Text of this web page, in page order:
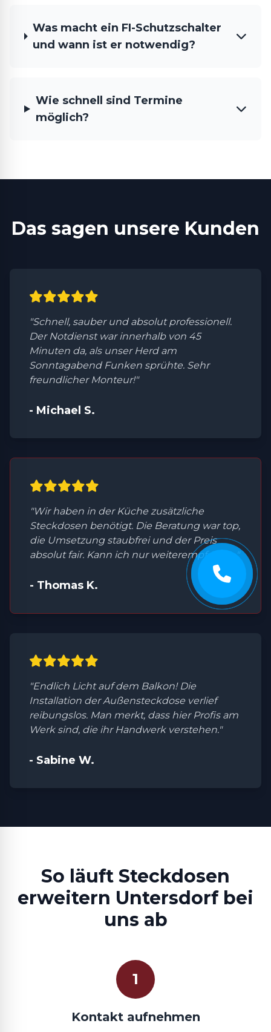
Was macht ein FI-Schutzschalter
und wann ist er notwendig?
Wie schnell sind Termine
möglich?
Das sagen unsere Kunden
"Schnell, sauber und absolut professionell.
Der Notdienst war innerhalb von 45
Minuten da, als unser Herd am
Sonntagabend Funken sprühte. Sehr
freundlicher Monteur!"
- Michael S.
"Wir haben in der Küche zusätzliche
Steckdosen benötigt. Die Beratung war top,
die Umsetzung staubfrei und der Preis
absolut fair. Kann ich nur weiterempfehlen."
- Thomas K.
"Endlich Licht auf dem Balkon! Die
Installation der Außensteckdose verlief
reibungslos. Man merkt, dass hier Profis am
Werk sind, die ihr Handwerk verstehen."
- Sabine W.
So läuft Steckdosen
erweitern Untersdorf bei
uns ab
1
Kontakt aufnehmen